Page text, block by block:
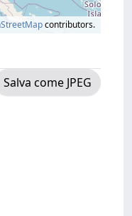
contributors.
Salva come JPEG